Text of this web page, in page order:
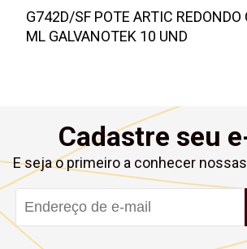
G742D/SF POTE ARTIC
ML GALVANOTEK 10 UND
Cadastre seu
E seja o primeiro a conhecer